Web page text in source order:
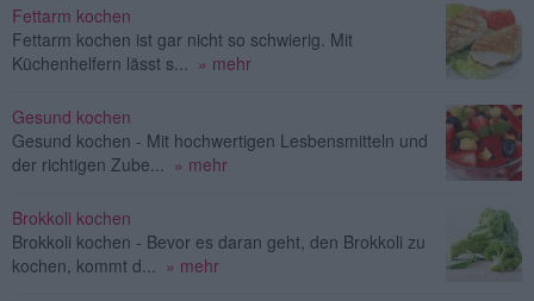
Fettarm kochen
Fettarm kochen ist gar nicht so schwierig. Mit
Küchenhelfern lässt s...
» mehr
Gesund kochen
Gesund kochen - Mit hochwertigen Lesbensmitteln und
der richtigen Zube...
» mehr
Brokkoli kochen
Brokkoli kochen - Bevor es daran geht, den Brokkoli zu
kochen, kommt d...
» mehr